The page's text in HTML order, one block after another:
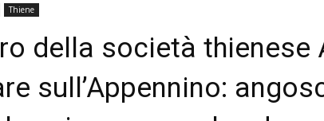
Thiene
della società thienese
sull’Appennino: